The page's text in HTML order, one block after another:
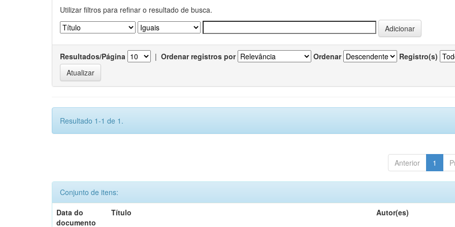
Utilizar filtros para refinar o resultado de busca.
Resultados/Página | Ordenar registros por Ordenar Registro(s)
Resultado 1-1 de 1.
Anterior 1
Conjunto de itens:
Data do
documento
Título Autor(es)